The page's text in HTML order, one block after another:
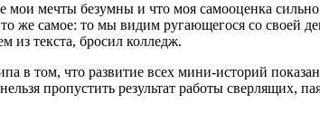
мои мечты безумны и что моя самооценка
то же самое: то мы видим ругающегося со
из текста, бросил колледж.
в том, что развитие всех мини-историй
пропустить результат работы сверлящих,